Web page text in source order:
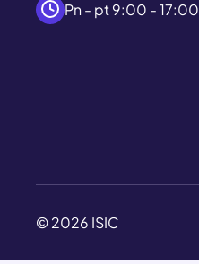
Pn - pt 9:00 - 17:00
© 2026 ISIC